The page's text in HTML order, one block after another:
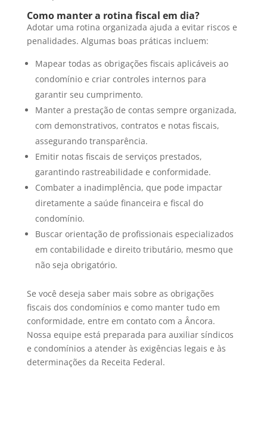
Como manter a rotina fiscal em dia?
Adotar uma rotina organizada ajuda a evitar riscos e
penalidades. Algumas boas práticas incluem:
Mapear todas as obrigações fiscais aplicáveis ao
condomínio e criar controles internos para
garantir seu cumprimento.
Manter a prestação de contas sempre organizada,
com demonstrativos, contratos e notas fiscais,
assegurando transparência.
Emitir notas fiscais de serviços prestados,
garantindo rastreabilidade e conformidade.
Combater a inadimplência, que pode impactar
diretamente a saúde financeira e fiscal do
condomínio.
Buscar orientação de profissionais especializados
em contabilidade e direito tributário, mesmo que
não seja obrigatório.
Se você deseja saber mais sobre as obrigações
fiscais dos condomínios e como manter tudo em
conformidade, entre em contato com a Âncora.
Nossa equipe está preparada para auxiliar síndicos
e condomínios a atender às exigências legais e às
determinações da Receita Federal.